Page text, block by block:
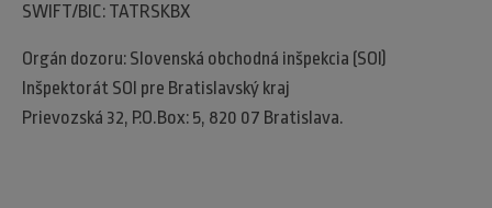
SWIFT/BIC: TATRSKBX
Orgán dozoru: Slovenská obchodná inšpekcia (SOI)​
Inšpektorát SOI pre Bratislavský kraj​
Prievozská 32, P.O.Box: 5, 820 07 Bratislava.